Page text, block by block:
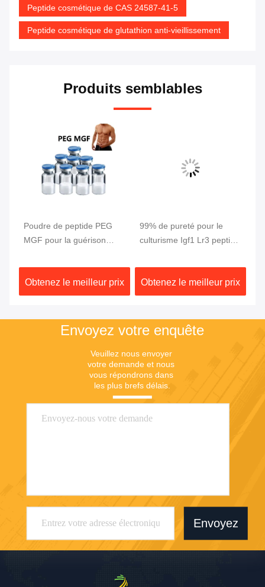
Peptide cosmétique de CAS 24587-41-5
Peptide cosmétique de glutathion anti-vieillissement
Produits semblables
Poudre de peptide PEG
MGF pour la guérison
mg/flacon
Obtenez le meilleur prix
99% de pureté pour le
culturisme Igf1 Lr3 peptide
Obtenez le meilleur prix
Envoyez votre enquête
Veuillez nous envoyer
votre demande et nous
vous répondrons dans
les plus brefs délais.
Envoyez